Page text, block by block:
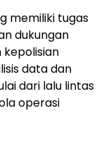
memiliki tugas
dukungan
kepolisian
data dan
dari lalu lintas
operasi